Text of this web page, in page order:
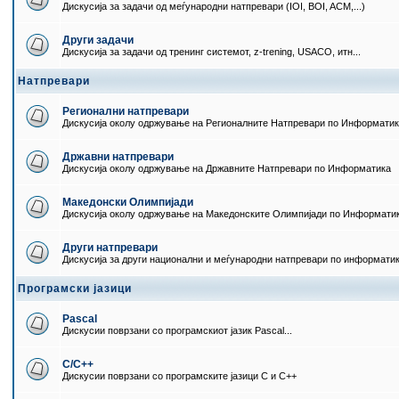
Дискусија за задачи од меѓународни натпревари (IOI, BOI, ACM,...)
Други задачи
Дискусија за задачи од тренинг системот, z-trening, USACO, итн...
Натпревари
Регионални натпревари
Дискусија околу одржување на Регионалните Натпревари по
Државни натпревари
Дискусија околу одржување на Државните Натпревари по Информатика
Македонски Олимпијади
Дискусија околу одржување на Македонските Олимпијади по
Други натпревари
Дискусија за други национални и меѓународни натпревари по
Програмски јазици
Pascal
Дискусии поврзани со програмскиот јазик Pascal...
C/C++
Дискусии поврзани со програмските јазици C и C++